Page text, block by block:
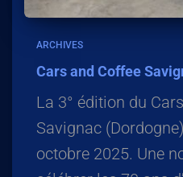
ARCHIVES
Cars and Coffee
La 3° édition du
Savignac
octobre 2025. Une